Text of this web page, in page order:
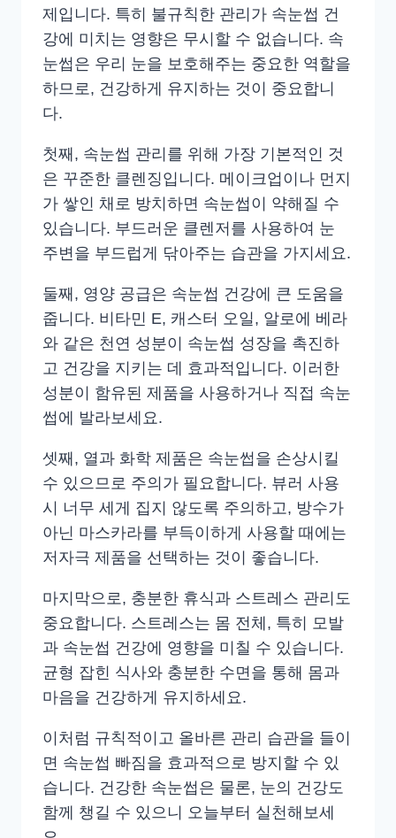
제입니다. 특히 불규칙한 관리가 속눈썹 건
강에 미치는 영향은 무시할 수 없습니다. 속
눈썹은 우리 눈을 보호해주는 중요한 역할을
하므로, 건강하게 유지하는 것이 중요합니
다.
첫째, 속눈썹 관리를 위해 가장 기본적인 것
은 꾸준한 클렌징입니다. 메이크업이나 먼지
가 쌓인 채로 방치하면 속눈썹이 약해질 수
있습니다. 부드러운 클렌저를 사용하여 눈
주변을 부드럽게 닦아주는 습관을 가지세요.
둘째, 영양 공급은 속눈썹 건강에 큰 도움을
줍니다. 비타민 E, 캐스터 오일, 알로에 베라
와 같은 천연 성분이 속눈썹 성장을 촉진하
고 건강을 지키는 데 효과적입니다. 이러한
성분이 함유된 제품을 사용하거나 직접 속눈
썹에 발라보세요.
셋째, 열과 화학 제품은 속눈썹을 손상시킬
수 있으므로 주의가 필요합니다. 뷰러 사용
시 너무 세게 집지 않도록 주의하고, 방수가
아닌 마스카라를 부득이하게 사용할 때에는
저자극 제품을 선택하는 것이 좋습니다.
마지막으로, 충분한 휴식과 스트레스 관리도
중요합니다. 스트레스는 몸 전체, 특히 모발
과 속눈썹 건강에 영향을 미칠 수 있습니다.
균형 잡힌 식사와 충분한 수면을 통해 몸과
마음을 건강하게 유지하세요.
이처럼 규칙적이고 올바른 관리 습관을 들이
면 속눈썹 빠짐을 효과적으로 방지할 수 있
습니다. 건강한 속눈썹은 물론, 눈의 건강도
함께 챙길 수 있으니 오늘부터 실천해보세